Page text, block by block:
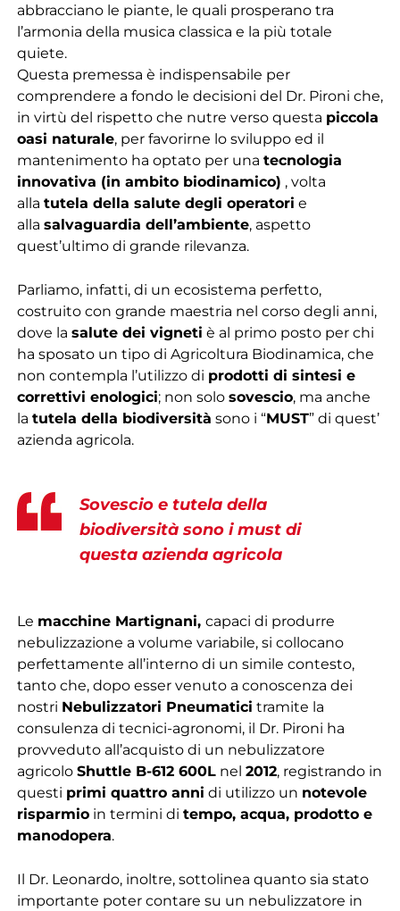
abbracciano le piante, le quali prosperano tra
l’armonia della musica classica e la più totale
quiete.
Questa premessa è indispensabile per
comprendere a fondo le decisioni del Dr. Pironi che,
in virtù del rispetto che nutre verso questa piccola
oasi naturale, per favorirne lo sviluppo ed il
mantenimento ha optato per una tecnologia
innovativa (in ambito biodinamico) , volta
alla tutela della salute degli operatori e
alla salvaguardia dell’ambiente, aspetto
quest’ultimo di grande rilevanza.
Parliamo, infatti, di un ecosistema perfetto,
costruito con grande maestria nel corso degli anni,
dove la salute dei vigneti è al primo posto per chi
ha sposato un tipo di Agricoltura Biodinamica, che
non contempla l’utilizzo di prodotti di sintesi e
correttivi enologici; non solo sovescio, ma anche
la tutela della biodiversità sono i “MUST” di quest’
azienda agricola.
Sovescio e tutela della
biodiversità sono i must di
questa azienda agricola
Le macchine Martignani, capaci di produrre
nebulizzazione a volume variabile, si collocano
perfettamente all’interno di un simile contesto,
tanto che, dopo esser venuto a conoscenza dei
nostri Nebulizzatori Pneumatici tramite la
consulenza di tecnici-agronomi, il Dr. Pironi ha
provveduto all’acquisto di un nebulizzatore
agricolo Shuttle B-612 600Lnel 2012, registrando in
questi primi quattro anni di utilizzo un notevole
risparmioin termini di tempo, acqua, prodotto e
manodopera.
Il Dr. Leonardo, inoltre, sottolinea quanto sia stato
importante poter contare su un nebulizzatore in